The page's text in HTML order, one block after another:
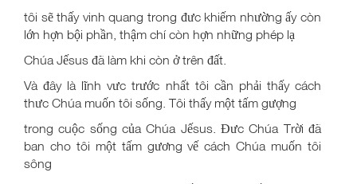
tôi sẽ thấy vinh quang trong đưc khiếm nhường ấy còn
lớn hợn bội phần, thậm chí còn hợn những phép lạ
Chúa Jếsus đã làm khi còn ở trên đất.
Và đây là lĩnh vưc trước nhất tôi cần phải thấy cách
thưc Chúa muốn tôi sống. Tôi thấy một tấm gượng
trong cuộc sống của Chúa Jếsus. Đưc Chúa Trời đã
ban cho tôi một tấm gương vế cách Chúa muốn tôi
sông